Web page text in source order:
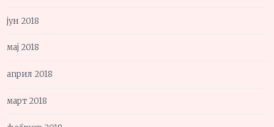
јун 2018
мај 2018
април 2018
март 2018